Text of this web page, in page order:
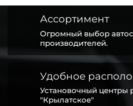
Ассортимент
Огромный выбор
производителей.
Удобное
Установочный центры
"Крылатское"